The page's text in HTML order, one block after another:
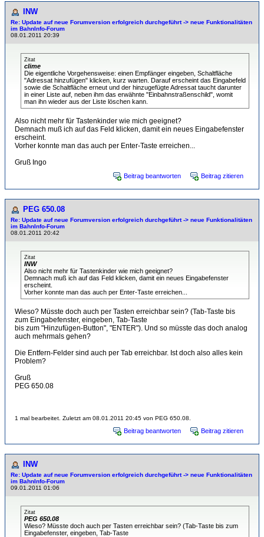
INW
Re: Update auf neue Forumversion erfolgreich durchgeführt -> neue Funktionalitäten
im BahnInfo-Forum
08.01.2011 20:39
Zitat
clime
Die eigentliche Vorgehensweise: einen Empfänger eingeben, Schaltfläche
"Adressat hinzufügen" klicken, kurz warten. Darauf erscheint das Eingabefeld
sowie die Schaltfläche erneut und der hinzugefügte Adressat taucht darunter
in einer Liste auf, neben ihm das erwähnte "Einbahnstraßenschild", womit
man ihn wieder aus der Liste löschen kann.
Also nicht mehr für Tastenkinder wie mich geeignet?
Demnach muß ich auf das Feld klicken, damit ein neues Eingabefenster
erscheint.
Vorher konnte man das auch per Enter-Taste erreichen...
Gruß Ingo
Beitrag beantworten Beitrag zitieren
PEG 650.08
Re: Update auf neue Forumversion erfolgreich durchgeführt -> neue Funktionalitäten
im BahnInfo-Forum
08.01.2011 20:42
Zitat
INW
Also nicht mehr für Tastenkinder wie mich geeignet?
Demnach muß ich auf das Feld klicken, damit ein neues Eingabefenster
erscheint.
Vorher konnte man das auch per Enter-Taste erreichen...
Wieso? Müsste doch auch per Tasten erreichbar sein? (Tab-Taste bis
zum Eingabefenster, eingeben, Tab-Taste
bis zum "Hinzufügen-Button", "ENTER"). Und so müsste das doch analog
auch mehrmals gehen?
Die Entfern-Felder sind auch per Tab erreichbar. Ist doch also alles kein
Problem?
Gruß
PEG 650.08
1 mal bearbeitet. Zuletzt am 08.01.2011 20:45 von PEG 650.08.
Beitrag beantworten Beitrag zitieren
INW
Re: Update auf neue Forumversion erfolgreich durchgeführt -> neue Funktionalitäten
im BahnInfo-Forum
09.01.2011 01:06
Zitat
PEG 650.08
Wieso? Müsste doch auch per Tasten erreichbar sein? (Tab-Taste bis zum
Eingabefenster, eingeben, Tab-Taste